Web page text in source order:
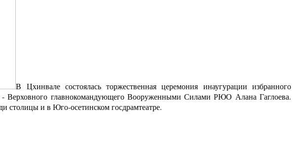
В Цхинвале состоялась торжественная церемония инаугурации избранного
Верховного главнокомандующего Вооруженными Силами РЮО Алана Гаглоева.
столицы и в Юго-осетинском госдрамтеатре.